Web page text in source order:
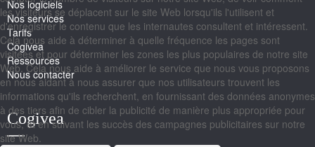
Nos logiciels
Nos services
Tarifs
Cogivea
Ressources
Nous contacter
Cogivea
les visiteurs se déplacent sur le site Web lorsqu'ils l'utilisent et
d'enregistrer le contenu que les internautes consultent et intéressent.
Cela nous aide à déterminer à quelle fréquence les pages sont
visitées et pour déterminer les zones les plus populaires de notre site
Web. Cela nous aide à améliorer le service que nous vous proposons
en nous aidant à nous assurer que nos utilisateurs trouvent les
informations qu'ils recherchent, en fournissant des données anonymes
à des tiers afin de cibler la publicité de manière plus appropriée pour
vous, et en suivant les succès des campagnes publicitaires sur notre
site Web.